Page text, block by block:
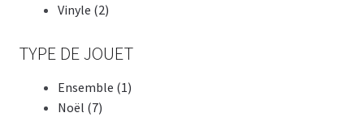
Vinyle (2)
TYPE DE JOUET
Ensemble (1)
Noël (7)